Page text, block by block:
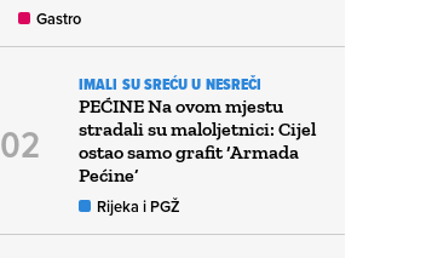
Gastro
IMALI SU SREĆU U NESREČI
PEĆINE Na ovom mjestu
stradali su maloljetnici: Cijel
ostao samo grafit ‘Armada
Pećine’
Rijeka i PGŽ